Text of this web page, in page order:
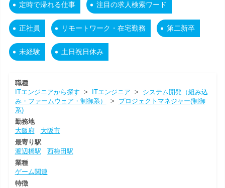
定時で帰れる仕事 注目の求人検索ワード
正社員 リモートワーク・在宅勤務 第二新卒
未経験 土日祝日休み
職種
ITエンジニアから探す > ITエンジニア > システム開発（組み込
み・ファームウェア・制御系）
> プロジェクトマネジャー(制御
系)
勤務地
大阪府
大阪市
最寄り駅
渡辺橋駅
西梅田駅
業種
ゲーム関連
特徴